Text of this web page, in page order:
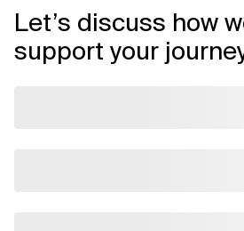
Let’s discuss how
support your